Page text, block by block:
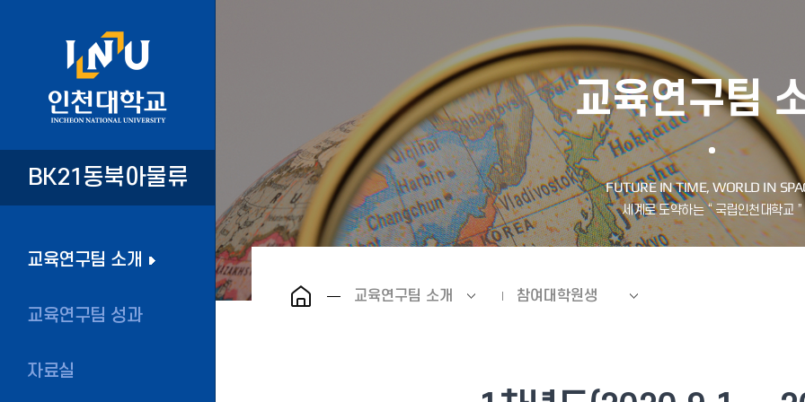
BK21동북아물류
교육연구팀 소개
교육연구팀 성과
자료실
교육연구팀
교육연구팀 소개 참여대학원생